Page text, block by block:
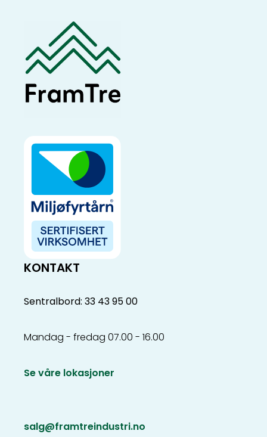
KONTAKT
Sentralbord: 33 43 95 00
Mandag - fredag 07.00 - 16.00
Se våre lokasjoner
salg@framtreindustri.no